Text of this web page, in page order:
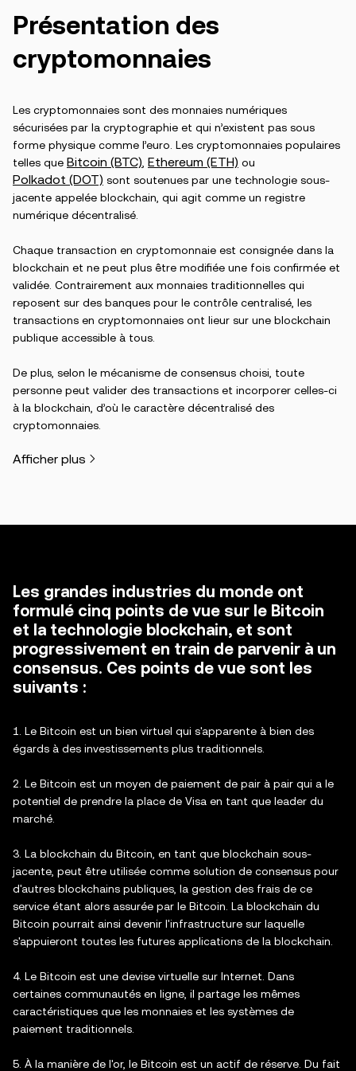
Présentation des
cryptomonnaies
Les cryptomonnaies sont des monnaies numériques
sécurisées par la cryptographie et qui n’existent pas sous
forme physique comme l’euro. Les cryptomonnaies populaires
telles que Bitcoin (BTC) Ethereum (ETH) ou
Polkadot (DOT) sont soutenues par une technologie sous-
jacente appelée blockchain, qui agit comme un registre
numérique décentralisé.
Chaque transaction en cryptomonnaie est consignée dans la
blockchain et ne peut plus être modifiée une fois confirmée et
validée. Contrairement aux monnaies traditionnelles qui
reposent sur des banques pour le contrôle centralisé, les
transactions en cryptomonnaies ont lieur sur une blockchain
publique accessible à tous.
De plus, selon le mécanisme de consensus choisi, toute
personne peut valider des transactions et incorporer celles-ci
à la blockchain, d’où le caractère décentralisé des
cryptomonnaies.
Afficher plus
Les grandes industries du monde ont
formulé cinq points de vue sur le Bitcoin
et la technologie blockchain, et sont
progressivement en train de parvenir à un
consensus. Ces points de vue sont les
suivants :
1. Le Bitcoin est un bien virtuel qui s'apparente à bien des
égards à des investissements plus traditionnels.
2. Le Bitcoin est un moyen de paiement de pair à pair qui a le
potentiel de prendre la place de Visa en tant que leader du
marché.
3. La blockchain du Bitcoin, en tant que blockchain sous-
jacente, peut être utilisée comme solution de consensus pour
d'autres blockchains publiques, la gestion des frais de ce
service étant alors assurée par le Bitcoin. La blockchain du
Bitcoin pourrait ainsi devenir l'infrastructure sur laquelle
s'appuieront toutes les futures applications de la blockchain.
4. Le Bitcoin est une devise virtuelle sur Internet. Dans
certaines communautés en ligne, il partage les mêmes
caractéristiques que les monnaies et les systèmes de
paiement traditionnels.
5. À la manière de l'or, le Bitcoin est un actif de réserve. Du fait